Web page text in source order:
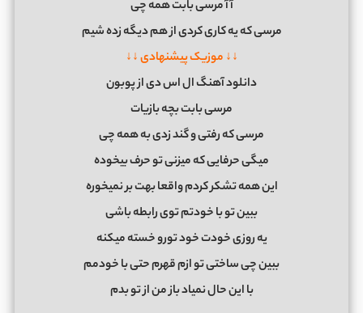
آ آ مرسی بابت همه چی
مرسی که یه کاری کردی از هم دیگه زده شیم
↓↓ موزیک پیشنهادی ↓↓
دانلود آهنگ ال اس دی از پوبون
مرسی بابت بچه بازیات
مرسی که رفتی و گند زدی به همه چی
میگی حرفایی که میزنی تو حرف بیخوده
این همه تشکر کردم واقعا بهت بر نمیخوره
ببین تو با خودتم توی رابطه باشی
یه روزی خودت خود تورو خسته میکنه
ببین چی ساختی تو ازم قهرم حتی با خودمم
با این حال نمیاد باز من از تو بدم